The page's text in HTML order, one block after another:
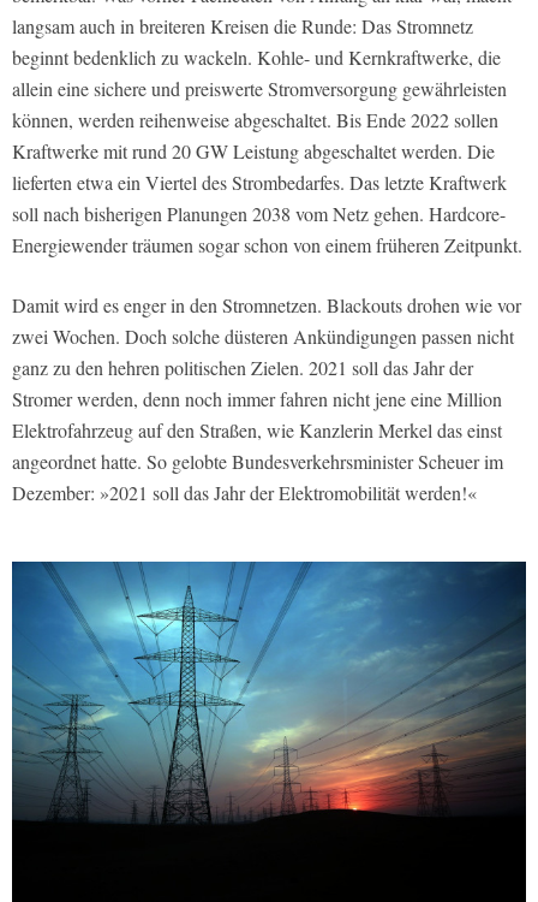
langsam auch in breiteren Kreisen die Runde: Das Stromnetz
beginnt bedenklich zu wackeln. Kohle- und Kernkraftwerke, die
allein eine sichere und preiswerte Stromversorgung gewährleisten
können, werden reihenweise abgeschaltet. Bis Ende 2022 sollen
Kraftwerke mit rund 20 GW Leistung abgeschaltet werden. Die
lieferten etwa ein Viertel des Strombedarfes. Das letzte Kraftwerk
soll nach bisherigen Planungen 2038 vom Netz gehen. Hardcore-
Energiewender träumen sogar schon von einem früheren Zeitpunkt.
Damit wird es enger in den Stromnetzen. Blackouts drohen wie vor
zwei Wochen. Doch solche düsteren Ankündigungen passen nicht
ganz zu den hehren politischen Zielen. 2021 soll das Jahr der
Stromer werden, denn noch immer fahren nicht jene eine Million
Elektrofahrzeug auf den Straßen, wie Kanzlerin Merkel das einst
angeordnet hatte. So gelobte Bundesverkehrsminister Scheuer im
Dezember: »2021 soll das Jahr der Elektromobilität werden!«